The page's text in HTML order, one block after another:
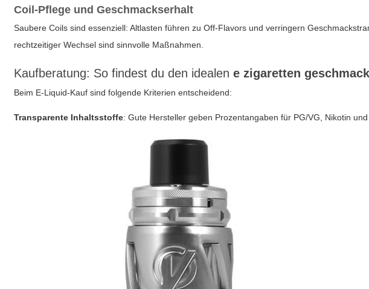
Coil-Pflege und Geschmackserhalt
Saubere Coils sind essenziell: Altlasten führen zu Off-Flavors und verringern
rechtzeitiger Wechsel sind sinnvolle Maßnahmen.
Kaufberatung: So findest du den idealene zigaretten geschmack
Beim E-Liquid-Kauf sind folgende Kriterien entscheidend:
Transparente Inhaltsstoffe: Gute Hersteller geben Prozentangaben für PG/VG, Nikotin